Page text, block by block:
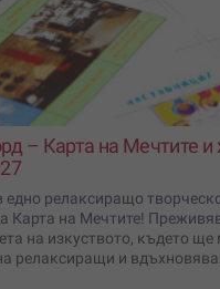
– Карта на Мечтите и
едно релаксиращо
Карта на Мечтите!
на изкуството, където
релаксиращи и